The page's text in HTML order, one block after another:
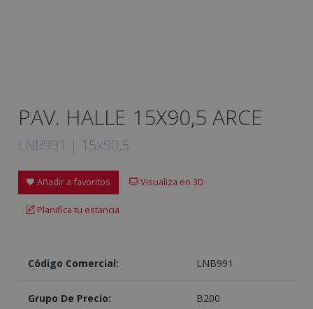
PAV. HALLE 15X90,5 ARCE
LNB991 | 15x90,5
Añadir a favoritos Visualiza en 3D
Planifica tu estancia
Código Comercial: LNB991
Grupo De Precio: B200